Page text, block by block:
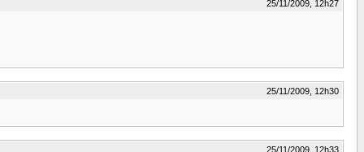
25/11/2009, 12h27
25/11/2009, 12h30
25/11/2009, 12h33